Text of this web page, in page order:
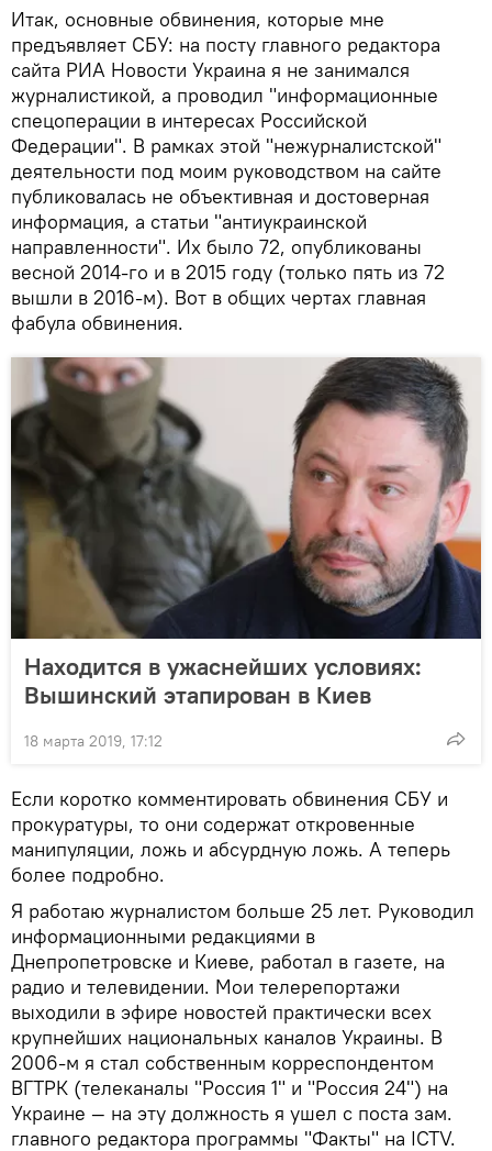
Итак, основные обвинения, которые мне
предъявляет СБУ: на посту главного редактора
сайта РИА Новости Украина я не занимался
журналистикой, а проводил "информационные
спецоперации в интересах Российской
Федерации". В рамках этой "нежурналистской"
деятельности под моим руководством на сайте
публиковалась не объективная и достоверная
информация, а статьи "антиукраинской
направленности". Их было 72, опубликованы
весной 2014-го и в 2015 году (только пять из 72
вышли в 2016-м). Вот в общих чертах главная
фабула обвинения.
Находится в ужаснейших условиях:
Вышинский этапирован в Киев
18 марта 2019, 17:12
Если коротко комментировать обвинения СБУ и
прокуратуры, то они содержат откровенные
манипуляции, ложь и абсурдную ложь. А теперь
более подробно.
Я работаю журналистом больше 25 лет. Руководил
информационными редакциями в
Днепропетровске и Киеве, работал в газете, на
радио и телевидении. Мои телерепортажи
выходили в эфире новостей практически всех
крупнейших национальных каналов Украины. В
2006-м я стал собственным корреспондентом
ВГТРК (телеканалы "Россия 1" и "Россия 24") на
Украине — на эту должность я ушел с поста зам.
главного редактора программы "Факты" на ICTV.